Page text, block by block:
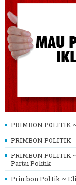
PRIMBON POLITIK
PRIMBON POLITIK
PRIMBON POLITIK
Partai Politik
Primbon Politik ~